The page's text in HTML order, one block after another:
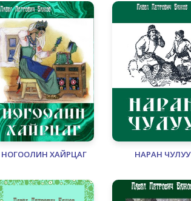
НОГООЛИН ХАЙРЦАГ НАРАН ЧУЛУУ